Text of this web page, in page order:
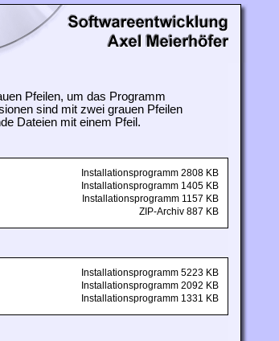
Pfeilen, um das Programm
sind mit zwei grauen Pfeilen
Dateien mit einem Pfeil.
Installationsprogramm 2808 KB
Installationsprogramm 1405 KB
Installationsprogramm 1157 KB
ZIP-Archiv 887 KB
Installationsprogramm 5223 KB
Installationsprogramm 2092 KB
Installationsprogramm 1331 KB